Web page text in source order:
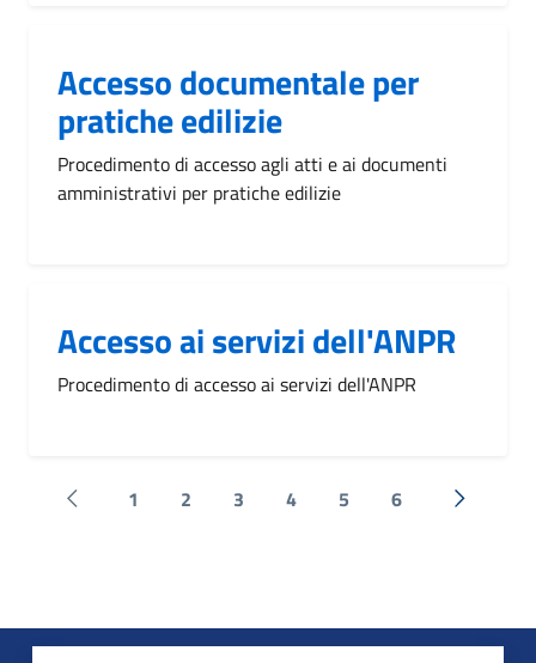
Accesso documentale per
pratiche edilizie
Procedimento di accesso agli atti e ai documenti
amministrativi per pratiche edilizie
Accesso ai servizi dell'ANPR
Procedimento di accesso ai servizi dell'ANPR
Pagina precedente
1 2 3 4 5 6